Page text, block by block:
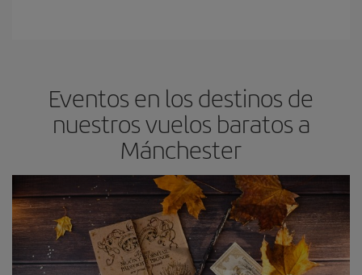
Eventos en los destinos de
nuestros vuelos baratos a
Mánchester